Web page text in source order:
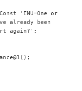
'ENU=One or
already been
again?';